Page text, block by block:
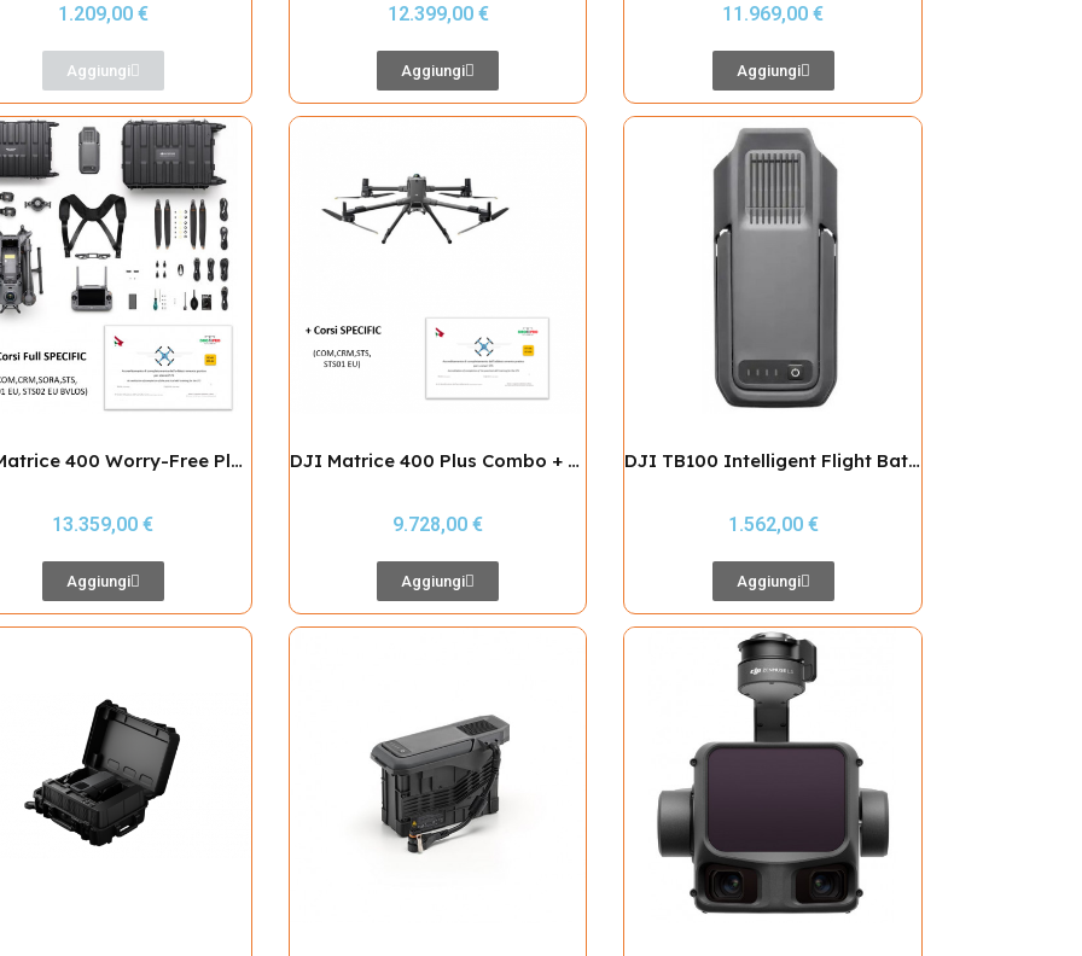
1.209,00 €
Aggiungi
12.399,00 €
Aggiungi
11.969,00 €
Aggiungi
DJI Matrice 400 Worry-Free Plus Combo + Attestati SPECIFIC fino a STS02 EU BVLOS
13.359,00 €
Aggiungi
DJI Matrice 400 Plus Combo + Attestati SPECIFIC fino a STS01 EU VLOS
9.728,00 €
Aggiungi
DJI TB100 Intelligent Flight Battery (Matrice 400)
1.562,00 €
Aggiungi